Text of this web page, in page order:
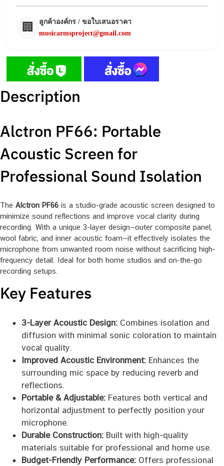
🏢
ลูกค้าองค์กร / ขอใบเสนอราคา
musicarmsproject@gmail.com
Description
Alctron PF66: Portable
Acoustic Screen for
Professional Sound Isolation
The Alctron PF66 is a studio-grade acoustic screen designed to
minimize sound reflections and improve vocal clarity during
recording. With a unique 3-layer design—outer composite panel,
wool fabric, and inner acoustic foam—it effectively isolates the
microphone from unwanted room noise without sacrificing high-
frequency detail. Ideal for both home studios and on-the-go
recording setups.
Key Features
3-Layer Acoustic Design:Combines isolation and
diffusion with minimal sonic coloration to maintain
vocal quality.
Improved Acoustic Environment:Enhances the
surrounding mic space by reducing reverb and
reflections.
Portable & Adjustable:Features both vertical and
horizontal adjustment to perfectly position your
microphone.
Durable Construction:Built with high-quality
materials suitable for professional and home use.
Budget-Friendly Performance:Offers professional